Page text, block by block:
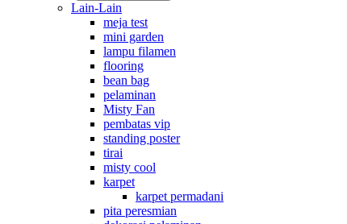
Lain-Lain
meja test
mini garden
lampu filamen
flooring
bean bag
pelaminan
Misty Fan
pembatas vip
standing poster
tirai
misty cool
karpet
karpet permadani
pita peresmian